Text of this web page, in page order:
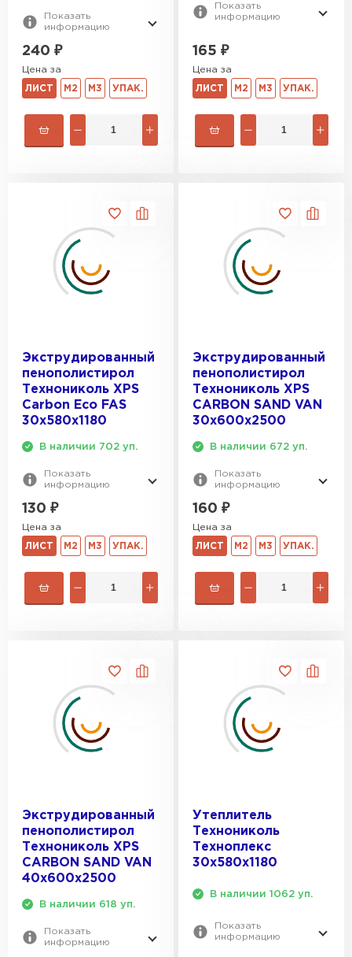
Показать
информацию
240 ₽
Цена за
ЛИСТ М2 М3 УПАК.
Показать
информацию
165 ₽
Цена за
ЛИСТ М2 М3 УПАК.
Экструдированный
пенополистирол
Технониколь XPS
Carbon Eco FAS
30х580х1180
В наличии 702 уп.
Показать
информацию
130 ₽
Цена за
ЛИСТ М2 М3 УПАК.
Экструдированный
пенополистирол
Технониколь XPS
CARBON SAND VAN
30х600х2500
В наличии 672 уп.
Показать
информацию
160 ₽
Цена за
ЛИСТ М2 М3 УПАК.
Экструдированный
пенополистирол
Технониколь XPS
CARBON SAND VAN
40х600х2500
В наличии 618 уп.
Показать
информацию
Утеплитель
Технониколь
Техноплекс
30х580х1180
В наличии 1062 уп.
Показать
информацию